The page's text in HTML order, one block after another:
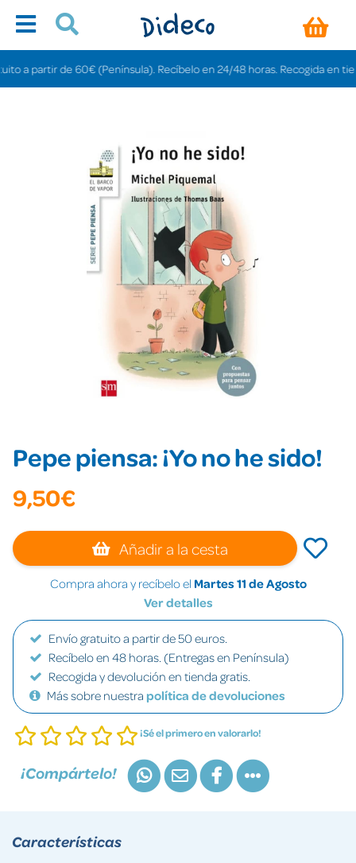
partir de 60€ (Península). Recíbelo en 24/48 horas. Recogida en
Pepe piensa: ¡Yo no he sido!
9,50€
Añadir a la cesta
Compra ahora y recíbelo el Martes 11 de Agosto
Ver detalles
Envío gratuito a partir de 50 euros.
Recíbelo en 48 horas. (Entregas en Península)
Recogida y devolución en tienda gratis.
Más sobre nuestra política de devoluciones
¡Sé el primero en valorarlo!
¡Compártelo!
Características